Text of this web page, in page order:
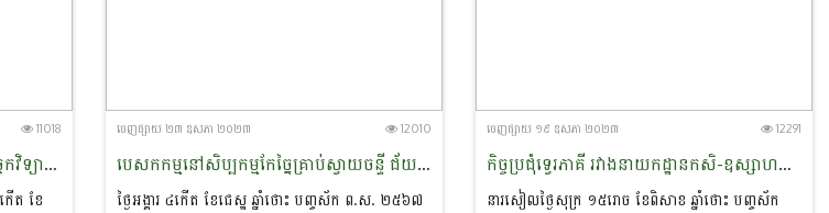
11018
វគ្គបណ្ដុះបណ្ដាល ស្ដីពី ការប្រើប្រាស់បច្ចេកវិទ្យាក្នុងវិស័យកសិកម្មសម្រាប់ប្រទេសកំពុងអភិវឌ្ឍន៍
ើត ខែ
ចេញ​ផ្សាយ​ ២៣ ឧសភា ២០២៣ 12010
បេសកកម្មនៅសិប្បកម្មកែច្នៃគ្រាប់ស្វាយចន្ទី ជ័យ សំបូរ ខេត្តកំពង់ធំ
ថ្ងៃអង្គារ ៤កើត ខែជេស្ឋ ឆ្នាំថោះ បញ្ចស័ក ព.ស. ២៥៦៧
ចេញ​ផ្សាយ​ ១៩ ឧសភា ២០២៣ 12291
កិច្ចប្រជុំទ្វេរភាគី រវាងនាយកដ្ឋានកសិ-ឧស្សាហកម្ម នៃក្រសួងកសិកម្ម រុក្ខាប្រមាញ់ និងនេសាទ ជាមួយក្រុមហ៊ុនសារធារណៈរដ្ឋកូរ៉េ
នារសៀលថ្ងៃសុក្រ ១៥រោច ខែពិសាខ ឆ្នាំថោះ បញ្ចស័ក